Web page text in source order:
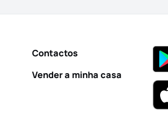
Contactos
Vender a minha casa